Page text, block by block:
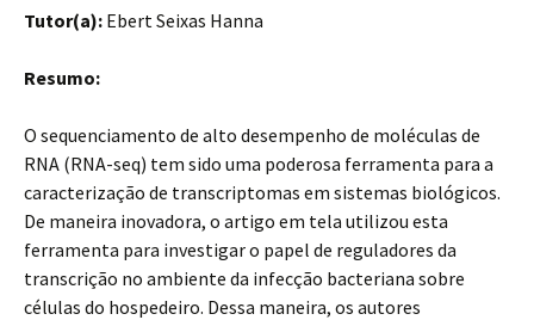
Tutor(a): Ebert Seixas Hanna
Resumo:
O sequenciamento de alto desempenho de moléculas de
RNA (RNA-seq) tem sido uma poderosa ferramenta para a
caracterização de transcriptomas em sistemas biológicos.
De maneira inovadora, o artigo em tela utilizou esta
ferramenta para investigar o papel de reguladores da
transcrição no ambiente da infecção bacteriana sobre
células do hospedeiro. Dessa maneira, os autores